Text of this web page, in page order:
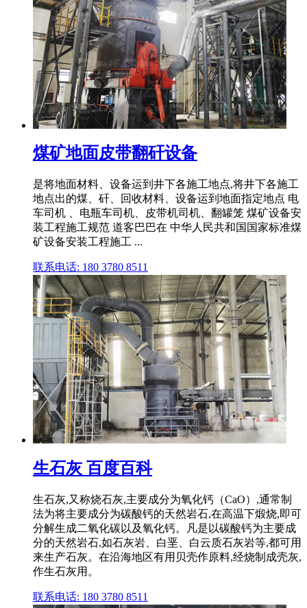
煤矿地面皮带翻矸设备
是将地面材料、设备运到井下各施工地点,将井下各施工
地点出的煤、矸、回收材料、设备运到地面指定地点 电
车司机 、电瓶车司机、皮带机司机、翻罐笼 煤矿设备安
装工程施工规范 道客巴巴在 中华人民共和国国家标准煤
矿设备安装工程施工 ...
联系电话: 180 3780 8511
生石灰 百度百科
生石灰,又称烧石灰,主要成分为氧化钙（CaO）,通常制
法为将主要成分为碳酸钙的天然岩石,在高温下煅烧,即可
分解生成二氧化碳以及氧化钙。凡是以碳酸钙为主要成
分的天然岩石,如石灰岩、白垩、白云质石灰岩等,都可用
来生产石灰。在沿海地区有用贝壳作原料,经烧制成壳灰,
作生石灰用。
联系电话: 180 3780 8511